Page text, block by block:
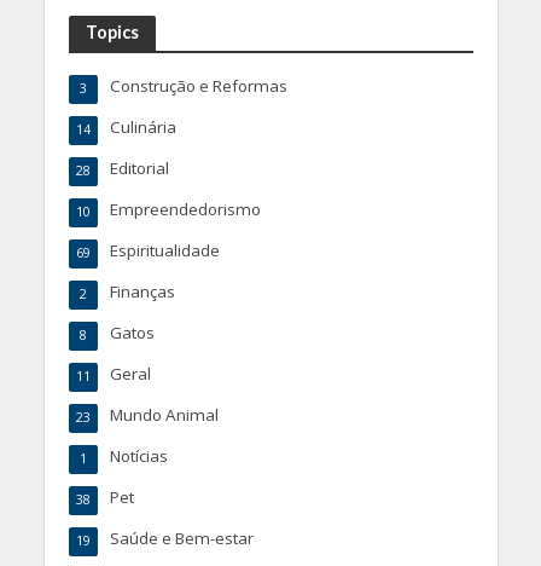
Topics
Construção e Reformas
3
Culinária
14
Editorial
28
Empreendedorismo
10
Espiritualidade
69
Finanças
2
Gatos
8
Geral
11
Mundo Animal
23
Notícias
1
Pet
38
Saúde e Bem-estar
19